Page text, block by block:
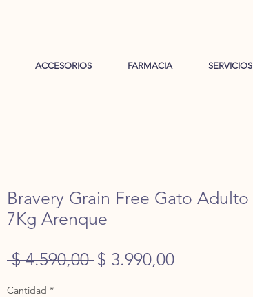
ACCESORIOS FARMACIA SERVICIOS
Bravery Grain Free Gato Adulto
7Kg Arenque
$ 4.590,00 Precio
$ 3.990,00Precio
Cantidad *